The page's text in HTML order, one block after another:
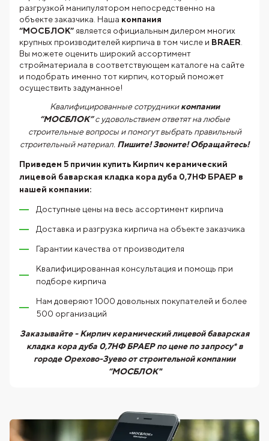
разгрузкой манипулятором непосредственно на
объекте заказчика. Наша компания
“МОСБЛОК” является официальным дилером многих
крупных производителей кирпича в том числе и BRAER.
Вы можете оценить широкий ассортимент
стройматериала в соответствующем каталоге на сайте
и подобрать именно тот кирпич, который поможет
осуществить задуманное!
Квалифицированные сотрудникикомпании
“МОСБЛОК”с удовольствием ответят на любые
строительные вопросы и помогут выбрать правильный
строительный материал. Пишите! Звоните! Обращайтесь!
Приведем 5 причин купить Кирпич керамический
лицевой баварская кладка кора дуба 0,7НФ БРАЕР в
нашей компании:
Доступные цены на весь ассортимент кирпича
Доставка и разгрузка кирпича на объекте заказчика
Гарантии качества от производителя
Квалифицированная консультация и помощь при
подборе кирпича
Нам доверяют 1000 довольных покупателей и более
500 организаций
Заказывайте - Кирпич керамический лицевой баварская
кладка кора дуба 0,7НФ БРАЕР по цене по запросу* в
городе Орехово-Зуево от строительной компании
“МОСБЛОК"